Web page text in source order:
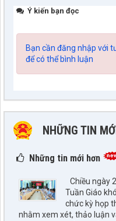
Ý kiến bạn đọc
Bạn cần đăng nhập với
để có thể bình luận
NHỮNG TIN
NHỮNG TIN CŨ
Những tin mới hơn
Chiều ngày
Tuần Giáo
chức kỳ họp
nhằm xem xét, thảo luận
797./TTPTQĐ-KV2
Về việc đăng tải lên trên
Tuần Giáo công khai dự
(đợt 6)công trình: Hồ bản
Nậm Là tỉnh Điện Biên